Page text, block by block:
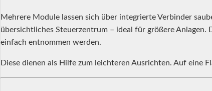
Mehrere Module lassen sich über integrierte Verbinder
übersichtliches Steuerzentrum – ideal für größere
einfach entnommen werden.
Diese dienen als Hilfe zum leichteren Ausrichten. Auf eine